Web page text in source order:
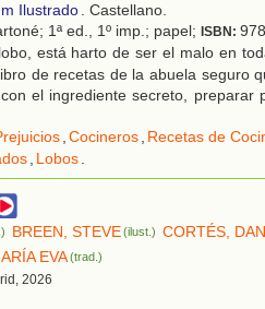
Ilustrado. Castellano.
1ª ed., 1º imp.; papel; ISBN:
está harto de ser el malo en
de recetas de la abuela seguro
el ingrediente secreto, preparar
,Cocineros, Recetas de
, Lobos.
BREEN, STEVE(ilust.) CORTÉS,
EVA(trad.)
2026